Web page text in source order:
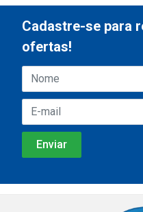
Cadastre-se para
ofertas!